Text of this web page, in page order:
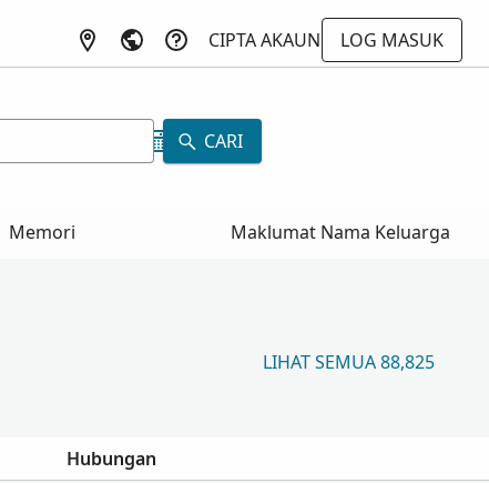
CIPTA AKAUN
LOG MASUK
CARI
Memori Maklumat Nama Keluarga
LIHAT SEMUA 88,825
Hubungan